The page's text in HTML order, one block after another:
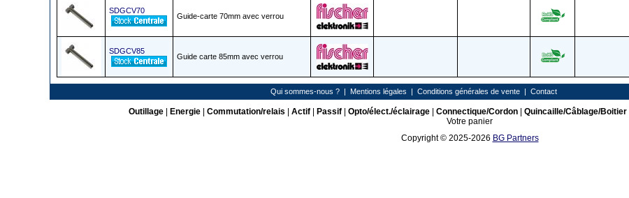
SDGCV70
Guide-carte 70mm avec verrou
SDGCV85
Guide carte 85mm avec verrou
Qui sommes-nous ?| Mentions légales | Conditions générales de vente| Contact
Outillage| Energie| Commutation/relais Actif| Passif| Opto/élect./éclairage| Connectique/Cordon| Quincaille/Câblage/Boitier|
Votre panier
Copyright © 2025-2026 BG Partners